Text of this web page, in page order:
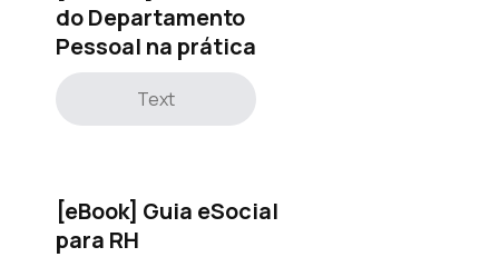
do Departamento
Pessoal na prática
Text
[eBook] Guia eSocial
para RH